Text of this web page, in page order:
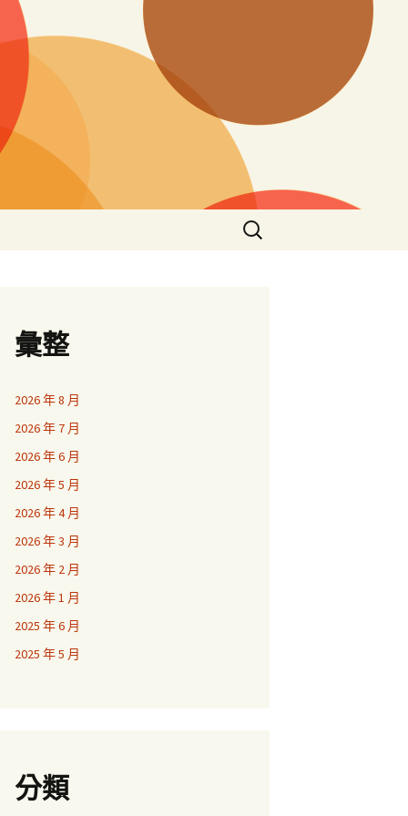
搜
尋
彙整
2026 年 8 月
2026 年 7 月
2026 年 6 月
2026 年 5 月
2026 年 4 月
2026 年 3 月
2026 年 2 月
2026 年 1 月
2025 年 6 月
2025 年 5 月
分類